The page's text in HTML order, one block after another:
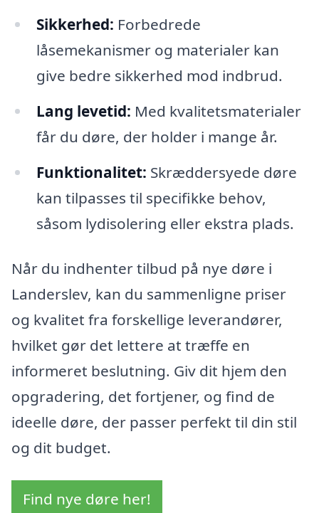
Sikkerhed: Forbedrede
låsemekanismer og materialer kan
give bedre sikkerhed mod indbrud.
Lang levetid: Med kvalitetsmaterialer
får du døre, der holder i mange år.
Funktionalitet: Skræddersyede døre
kan tilpasses til specifikke behov,
såsom lydisolering eller ekstra plads.
Når du indhenter tilbud på nye døre i
Landerslev, kan du sammenligne priser
og kvalitet fra forskellige leverandører,
hvilket gør det lettere at træffe en
informeret beslutning. Giv dit hjem den
opgradering, det fortjener, og find de
ideelle døre, der passer perfekt til din stil
og dit budget.
Find nye døre her!